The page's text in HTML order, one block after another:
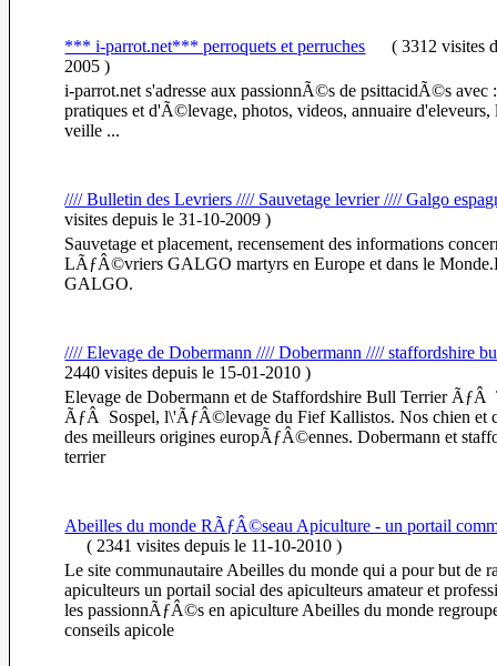
*** i-parrot.net*** perroquets et perruches ( 3312 visites
2005 )
i-parrot.net s'adresse aux passionnÃ©s de psittacidÃ©s avec
pratiques et d'Ã©levage, photos, videos, annuaire d'eleveurs,
veille ...
//// Bulletin des Levriers //// Sauvetage levrier //// Galgo
visitesdepuis le 31-10-2009 )
Sauvetage et placement, recensement des informations
LÃƒÂ©vriers GALGO martyrs en Europe et dans le
GALGO.
//// Elevage de Dobermann //// Dobermann //// staffordshire
2440 visitesdepuis le 15-01-2010 )
Elevage de Dobermann et de Staffordshire Bull Terrier
ÃƒÂ Sospel, l\'ÃƒÂ©levage du Fief Kallistos. Nos chien et
des meilleurs origines europÃƒÂ©ennes. Dobermann et
terrier
Abeilles du monde RÃƒÂ©seau Apiculture - un portail
( 2341 visitesdepuis le 11-10-2010 )
Le site communautaire Abeilles du monde qui a pour but de
apiculteurs un portail social des apiculteurs amateur et
les passionnÃƒÂ©s en apiculture Abeilles du monde
conseils apicole